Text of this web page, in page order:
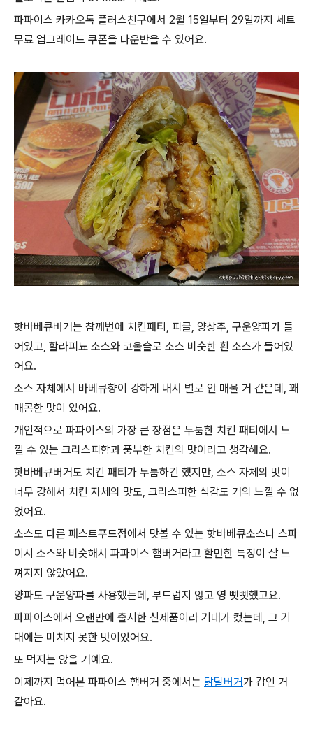
파파이스 카카오톡 플러스친구에서 2월 15일부터 29일까지 세트
무료 업그레이드 쿠폰을 다운받을 수 있어요.
핫바베큐버거는 참깨번에 치킨패티, 피클, 양상추, 구운양파가 들
어있고, 할라피뇨 소스와 코울슬로 소스 비슷한 흰 소스가 들어있
어요.
소스 자체에서 바베큐향이 강하게 내서 별로 안 매울 거 같은데, 꽤
매콤한 맛이 있어요.
개인적으로 파파이스의 가장 큰 장점은 두툼한 치킨 패티에서 느
낄 수 있는 크리스피함과 풍부한 치킨의 맛이라고 생각해요.
핫바베큐버거도 치킨 패티가 두툼하긴 했지만, 소스 자체의 맛이
너무 강해서 치킨 자체의 맛도, 크리스피한 식감도 거의 느낄 수 없
었어요.
소스도 다른 패스트푸드점에서 맛볼 수 있는 핫바베큐소스나 스파
이시 소스와 비슷해서 파파이스 햄버거라고 할만한 특징이 잘 느
껴지지 않았어요.
양파도 구운양파를 사용했는데, 부드럽지 않고 영 뻣뻣했고요.
파파이스에서 오랜만에 출시한 신제품이라 기대가 컸는데, 그 기
대에는 미치지 못한 맛이었어요.
또 먹지는 않을 거예요.
이제까지 먹어본 파파이스 햄버거 중에서는 닭달버거가 갑인 거
같아요.